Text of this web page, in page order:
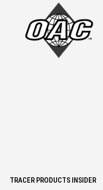
TRACER PRODUCTS INSIDER